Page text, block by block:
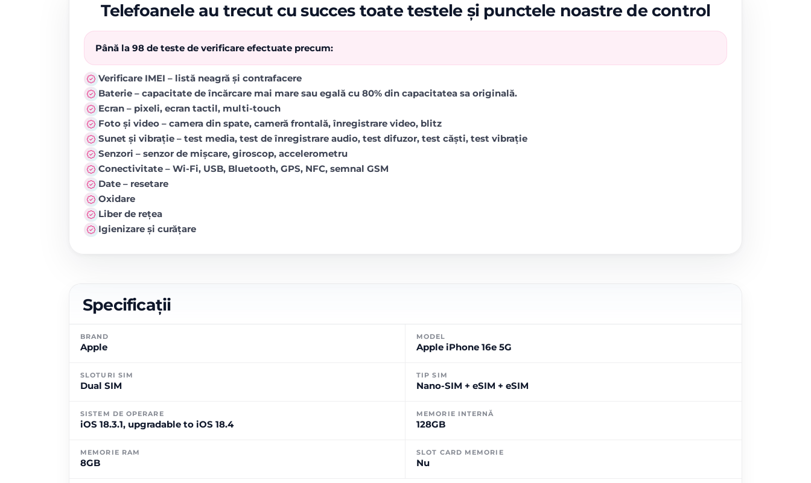
Telefoanele au trecut cu succes toate testele și punctele noastre de control
Până la 98 de teste de verificare efectuate precum:
Verificare IMEI – listă neagră și contrafacere
Baterie – capacitate de încărcare mai mare sau egală cu 80% din capacitatea sa originală.
Ecran – pixeli, ecran tactil, multi-touch
Foto și video – camera din spate, cameră frontală, înregistrare video, blitz
Sunet și vibrație – test media, test de înregistrare audio, test difuzor, test căști, test vibrație
Senzori – senzor de mișcare, giroscop, accelerometru
Conectivitate – Wi-Fi, USB, Bluetooth, GPS, NFC, semnal GSM
Date – resetare
Oxidare
Liber de rețea
Igienizare și curățare
Specificații
BRAND
Apple
MODEL
Apple iPhone 16e 5G
SLOTURI SIM
Dual SIM
TIP SIM
Nano-SIM + eSIM + eSIM
SISTEM DE OPERARE
iOS 18.3.1, upgradable to iOS 18.4
MEMORIE INTERNĂ
128GB
MEMORIE RAM
8GB
SLOT CARD MEMORIE
Nu